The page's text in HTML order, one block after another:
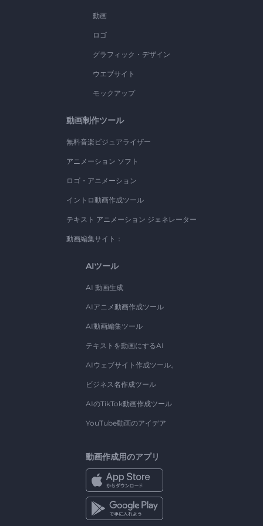
動画
ロゴ
グラフィック・デザイン
ウエブサイト
モックアップ
動画制作ツール
無料音楽ビジュアライザー
アニメーション ソフト
ロゴ・アニメーション
イントロ動画作成ツール
テキスト アニメーション ジェネレーター
動画編集サイト：
AIツール
AI 動画生成
AIアニメ動画作成ツール
AI動画編集ツール
テキストを動画にするAI
AIウェブサイト作成ツール。
ビジネス名作成ツール
AIのTikTok動画作成ツール
YouTube動画のアイデア
動画作成用のアプリ